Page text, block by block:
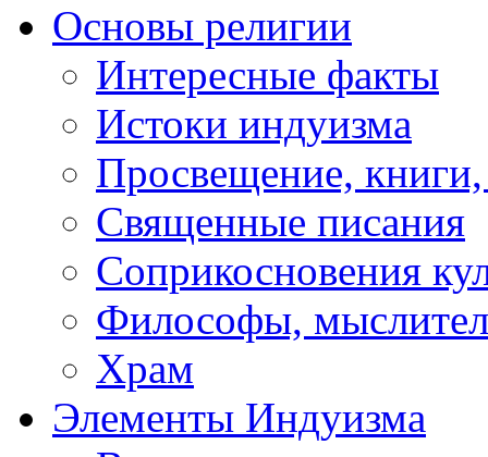
Основы религии
Интересные факты
Истоки индуизма
Просвещение, книги,
Священные писания
Соприкосновения
Философы,
Храм
Элементы Индуизма